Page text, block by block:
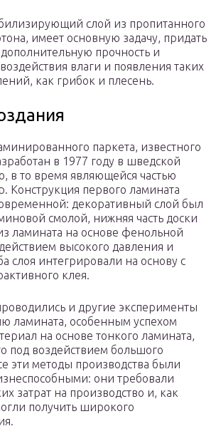
слой из пропитанного
имеет основную задачу, придать
прочность и
влаги и появления таких
как грибок и плесень.
паркета, известного
в 1977 году в шведской
в то время являющейся частью
Конструкция первого ламината
декоративный слой был
смолой, нижняя часть доски
ламината на основе фенольной
высокого давления и
слоя интегрировали на основу с
клея.
и другие эксперименты
ламината, особенным успехом
на основе тонкого ламината,
под воздействием большого
эти методы производства были
они требовали
затрат на производство и, как
получить широкого